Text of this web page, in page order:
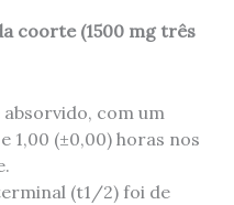
coorte (1500 mg três
com um
1,00 (±0,00) horas nos
(t1/2) foi de